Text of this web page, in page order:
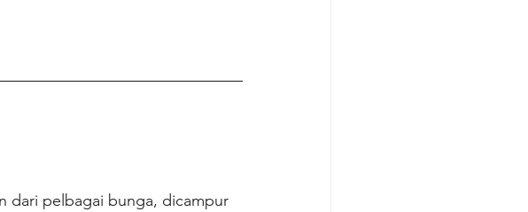
dari pelbagai bunga, dicampur